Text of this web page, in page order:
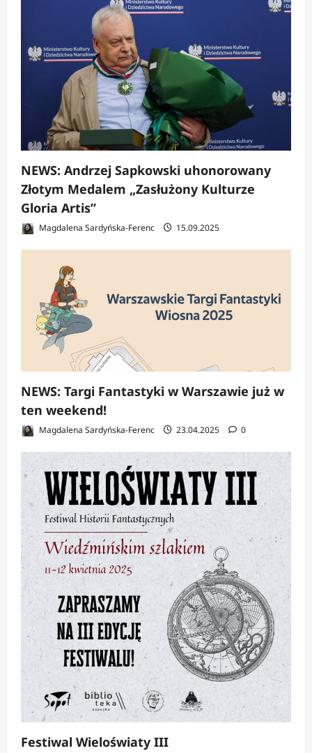
NEWS: Andrzej Sapkowski uhonorowany
Złotym Medalem „Zasłużony Kulturze
Gloria Artis”
Magdalena Sardyńska-Ferenc 15.09.2025
NEWS: Targi Fantastyki w Warszawie już w
ten weekend!
Magdalena Sardyńska-Ferenc 23.04.2025 0
Festiwal Wieloświaty III